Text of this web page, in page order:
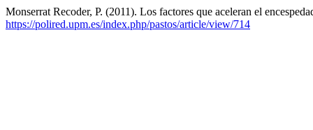
Monserrat Recoder, P. (2011). Los factores que aceleran el
https://polired.upm.es/index.php/pastos/article/view/714